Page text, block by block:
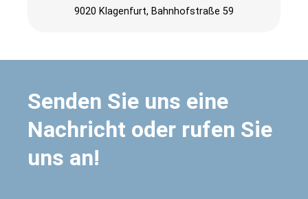
9020 Klagenfurt, Bahnhofstraße 59
Senden Sie uns eine
Nachricht oder rufen Sie
uns an!